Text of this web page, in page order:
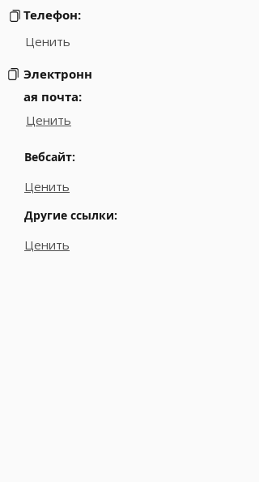
Телефон:
Ценить
Электронн
ая почта:
Ценить
Вебсайт:
Ценить
Другие ссылки:
Ценить